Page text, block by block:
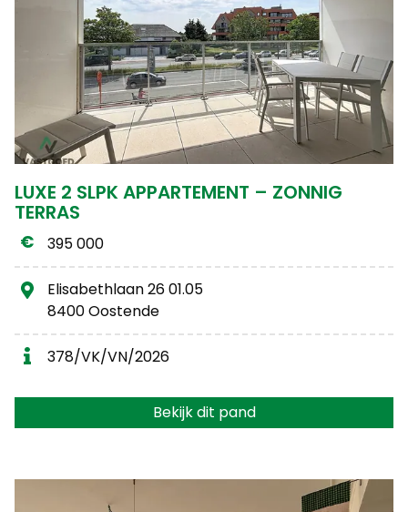
LUXE 2 SLPK APPARTEMENT – ZONNIG
TERRAS
395 000
Elisabethlaan 26 01.05
8400 Oostende
378/VK/VN/2026
Bekijk dit pand